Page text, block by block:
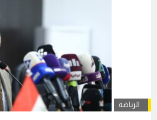
الرياضة